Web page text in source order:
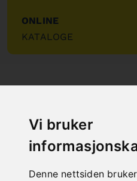
Vi bruker
Denne nettsiden
ONLINE
KATALOGE
"
NEW